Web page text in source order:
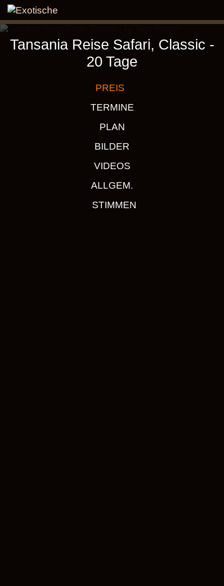
Tansania Reise Safari, Classic -
20 Tage
PREIS
TERMINE
PLAN
BILDER
VIDEOS
ALLGEM.
STIMMEN